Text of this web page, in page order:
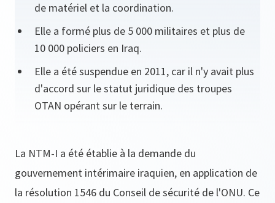
de matériel et la coordination.
Elle a formé plus de 5 000 militaires et plus de
10 000 policiers en Iraq.
Elle a été suspendue en 2011, car il n'y avait plus
d'accord sur le statut juridique des troupes
OTAN opérant sur le terrain.
La NTM-I a été établie à la demande du
gouvernement intérimaire iraquien, en application de
la résolution 1546 du Conseil de sécurité de l'ONU. Ce